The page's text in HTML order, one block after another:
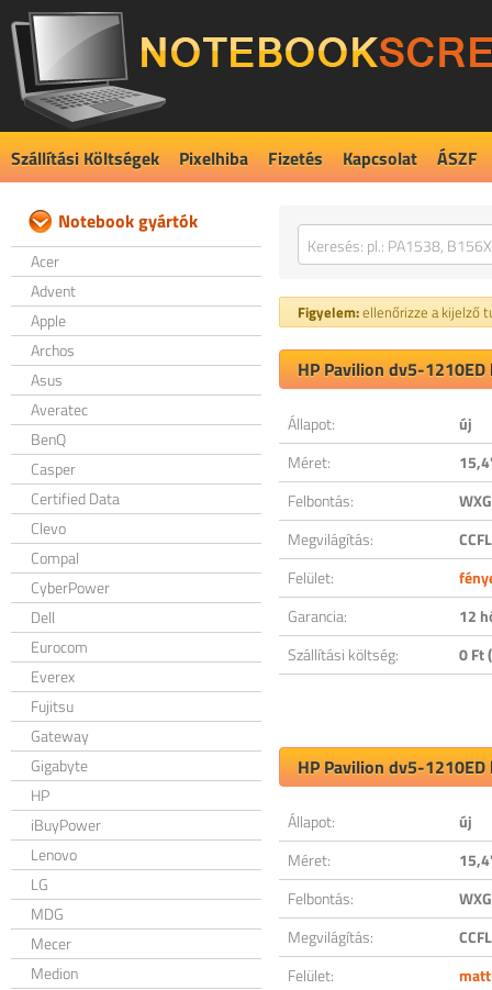
Szállítási Költségek Pixelhiba Fizetés Kapcsolat ÁSZF
Notebook gyártók
Acer
Advent
Apple
Archos
Asus
Averatec
BenQ
Casper
Certified Data
Clevo
Compal
CyberPower
Dell
Eurocom
Everex
Fujitsu
Gateway
Gigabyte
HP
iBuyPower
Lenovo
LG
MDG
Mecer
Medion
Figyelem:ellenőrizze a kijelző
HP Pavilion dv5-
Állapot:
új
Méret:
Felbontás:
Megvilágítás:
CCFL
Felület:
Garancia:
12
Szállítási költség:
0 Ft
HP Pavilion dv5-
Állapot:
új
Méret:
Felbontás:
Megvilágítás:
CCFL
Felület:
matt